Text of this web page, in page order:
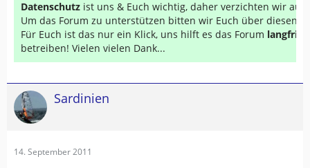
Datenschutz ist uns & Euch wichtig, daher verzichten wir auf
Um das Forum zu unterstützen bitten wir Euch über diesen
Für Euch ist das nur ein Klick, uns hilft es das Forum
betreiben! Vielen vielen Dank...
Sardinien
14. September 2011